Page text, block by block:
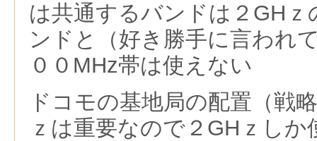
は共通するバンドは２GH
ンドと（好き勝手に言われ
００MHz帯は使えない
ドコモの基地局の配置（戦
ｚは重要なので２GHｚし